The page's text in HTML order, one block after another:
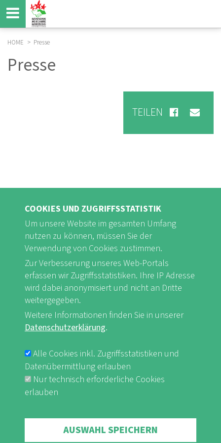
Direkt
zum
Inhalt
BREADCRUMB
HOME Presse
Presse
TEILEN
FB Youtube Instagram
Impressum & Datenschutz
COOKIES UND ZUGRIFFSSTATISTIK
Um unsere Website im gesamten Umfang
nutzen zu können, müssen Sie der
Verwendung von Cookies zustimmen.
Zur Verbesserung unseres Web-Portals
erfassen wir Zugriffsstatistiken. Ihre IP Adresse
wird dabei anonymisiert und nicht an Dritte
weitergegeben.
Weitere Informationen finden Sie in unserer
Datenschutzerklärung.
Alle Cookies inkl. Zugriffsstatistiken und
Datenübermittlung erlauben
Nur technisch erforderliche Cookies
erlauben
AUSWAHL SPEICHERN
Withdraw consent